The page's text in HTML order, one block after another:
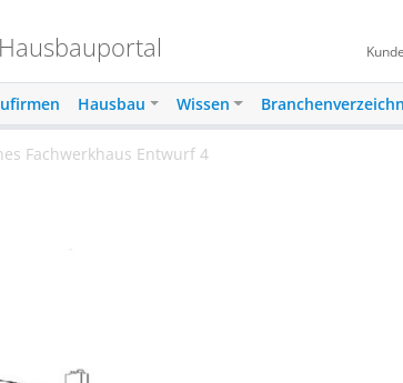
Hausbau Wissen
Fachwerkhaus Entwurf 4